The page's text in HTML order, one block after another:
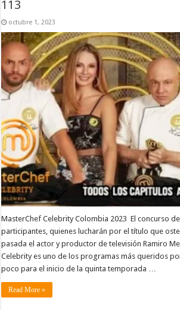
113
octubre 1, 2023
MasterChef Celebrity Colombia 2023 El concurso
participantes, quienes lucharán por el título que
pasada el actor y productor de televisión Ramiro
Celebrity es uno de los programas más queridos
poco para el inicio de la quinta temporada …
Read More »